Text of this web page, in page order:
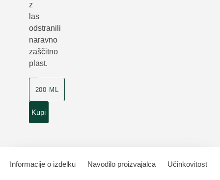
z
las
odstranili
naravno
zaščitno
plast.
200 ML
Kupi
Informacije o izdelku Navodilo proizvajalca Učinkovitost